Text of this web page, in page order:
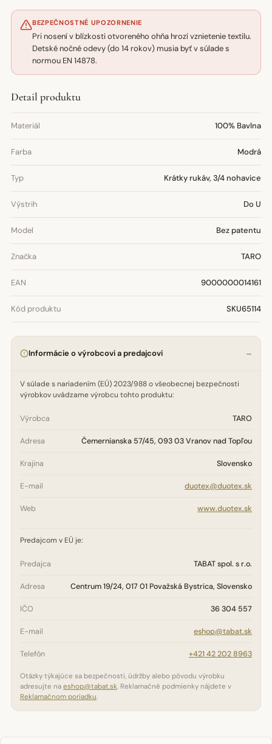
BEZPEČNOSTNÉ UPOZORNENIE
Pri nosení v blízkosti otvoreného ohňa hrozí vznietenie textilu.
Detské nočné odevy (do 14 rokov) musia byť v súlade s
normou EN 14878.
Detail produktu
Materiál 100% Bavlna
Farba Modrá
Typ Krátky rukáv, 3/4 nohavice
Výstrih Do U
Model Bez patentu
Značka TARO
EAN 9000000014161
Kód produktu SKU65114
Informácie o výrobcovi a predajcovi
V súlade s nariadením (EÚ) 2023/988 o všeobecnej bezpečnosti
výrobkov uvádzame výrobcu tohto produktu:
Výrobca TARO
Adresa Čemernianska 57/45, 093 03 Vranov nad Topľou
Krajina Slovensko
E-mail duotex@duotex.sk
Web www.duotex.sk
Predajcom v EÚ je:
Predajca TABAT spol. s r.o.
Adresa Centrum 19/24, 017 01 Považská Bystrica, Slovensko
IČO 36 304 557
E-mail eshop@tabat.sk
Telefón +421 42 202 8963
Otázky týkajúce sa bezpečnosti, údržby alebo pôvodu výrobku
adresujte na eshop@tabat.sk. Reklamačné podmienky nájdete v
Reklamačnom poriadku.